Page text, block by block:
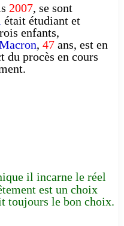
2007, se sont
était étudiant et
enfants,
, 47 ans, est en
du procès en cours
il incarne le réel
est un choix
toujours le bon choix.